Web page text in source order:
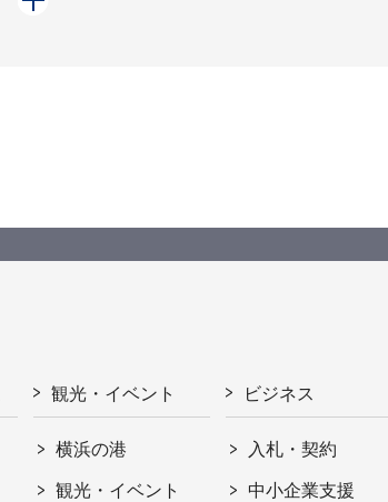
観光・イベント
横浜の港
観光・イベント
ビジネス
入札・契約
中小企業支援